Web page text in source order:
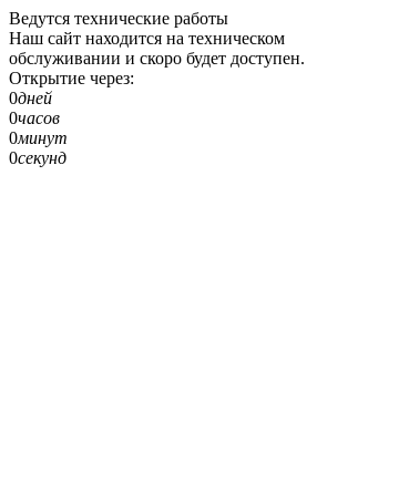
Ведутся технические работы
Наш сайт находится на техническом
обслуживании и скоро будет доступен.
Открытие через:
0дней
0часов
0минут
0секунд